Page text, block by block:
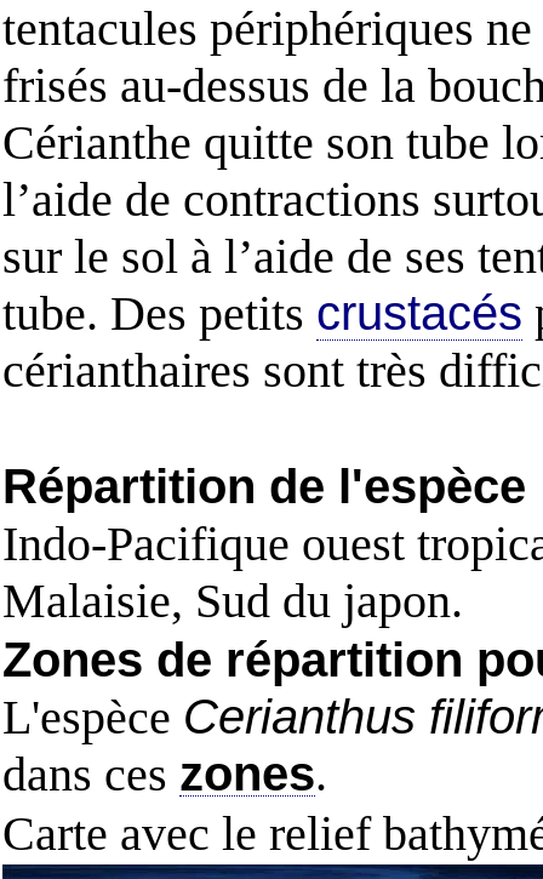
tentacules périphériques
frisés au-dessus de la
Cérianthe quitte son tube
l’aide de contractions
sur le sol à l’aide de ses
tube. Des petits crustacés
cérianthaires sont très
Répartition de l'espèce
Indo-Pacifique ouest
Malaisie, Sud du japon.
Zones de répartition
L'espèce Cerianthus
dans ces zones.
Carte avec le relief